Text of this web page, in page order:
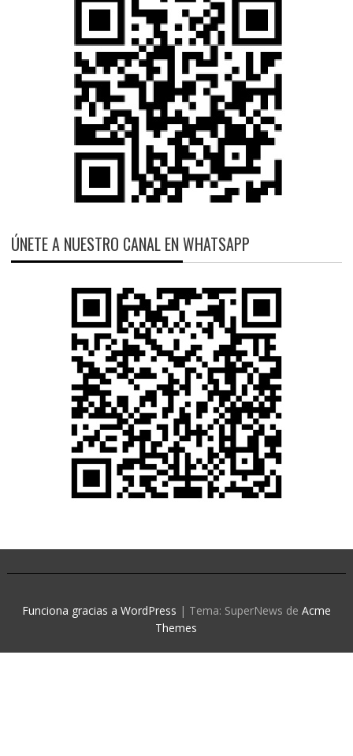
ÚNETE A NUESTRO CANAL EN WHATSAPP
Funciona gracias a WordPress | Tema: SuperNews de Acme
Themes